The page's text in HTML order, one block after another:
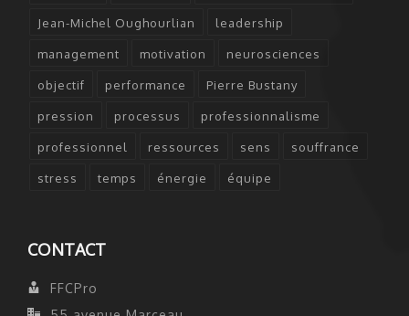
Jean-Michel Oughourlian leadership
management motivation neurosciences
objectif performance Pierre Bustany
pression processus professionnalisme
professionnel ressources sens souffrance
stress temps énergie équipe
CONTACT
FFCPro